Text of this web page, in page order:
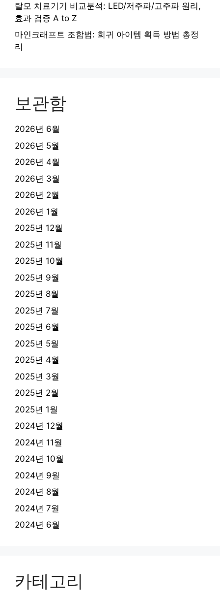
탈모 치료기기 비교분석: LED/저주파/고주파 원리,
효과 검증 A to Z
마인크래프트 조합법: 희귀 아이템 획득 방법 총정
리
보관함
2026년 6월
2026년 5월
2026년 4월
2026년 3월
2026년 2월
2026년 1월
2025년 12월
2025년 11월
2025년 10월
2025년 9월
2025년 8월
2025년 7월
2025년 6월
2025년 5월
2025년 4월
2025년 3월
2025년 2월
2025년 1월
2024년 12월
2024년 11월
2024년 10월
2024년 9월
2024년 8월
2024년 7월
2024년 6월
카테고리